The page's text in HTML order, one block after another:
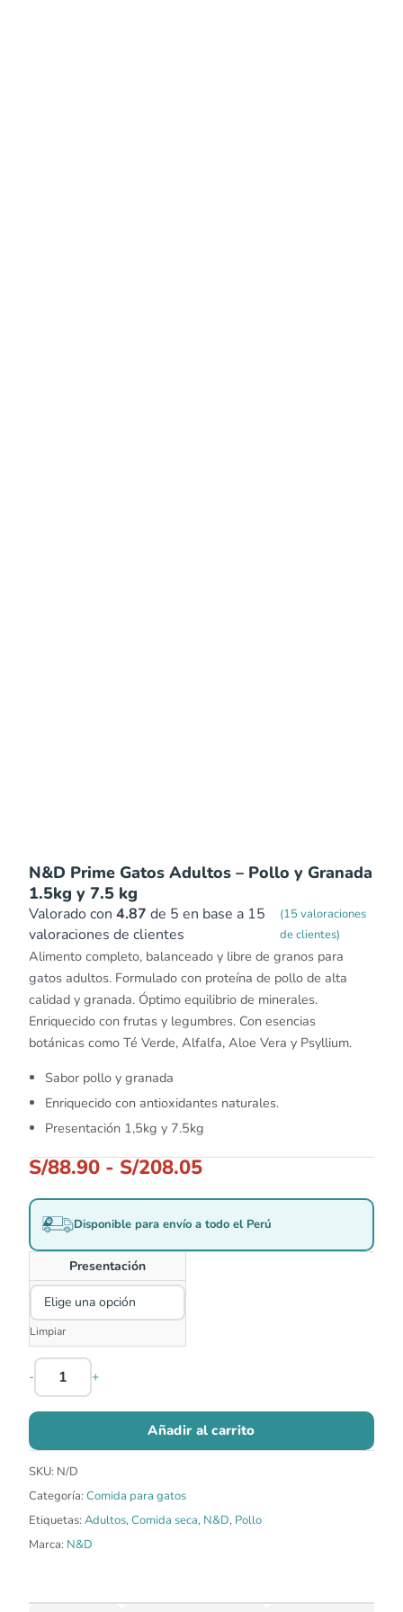
N&D Prime Gatos Adultos – Pollo y Granada
1.5kg y 7.5 kg
Valorado con 4.87 de 5 en base a 15
valoraciones de clientes
(15valoraciones
de clientes)
Alimento completo, balanceado y libre de granos para
gatos adultos. Formulado con proteína de pollo de alta
calidad y granada. Óptimo equilibrio de minerales.
Enriquecido con frutas y legumbres. Con esencias
botánicas como Té Verde, Alfalfa, Aloe Vera y Psyllium.
Sabor pollo y granada
Enriquecido con antioxidantes naturales.
Presentación 1,5kg y 7.5kg
S/88.90 - S/208.05
Disponible para envío a todo el Perú
Presentación
Limpiar
- +
Añadir al carrito
SKU: N/D
Categoría: Comida para gatos
Etiquetas: Adultos,Comida seca, N&D, Pollo
Marca: N&D